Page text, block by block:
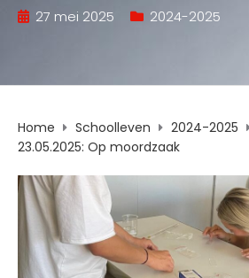
27 mei 2025 2024-2025
Home Schoolleven
2024-2025
23.05.2025: Op moordzaak